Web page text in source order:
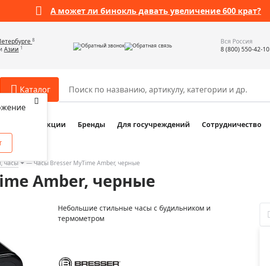
А может ли бинокль давать увеличение 600 крат?
8
Азии 1 Обратный звонок Обратная связь
Вся Россия
8 (800) 550-42-10
Каталог
Аксессуары для микроскопов
Аксессуары для зрительных труб
Аксессуары для луп
Аксессуары для приборов ночного
Распродажа
Разное
Глобусы
Акции Бренды Для госучреждений Сотрудничество
часы Часы Bresser MyTime Amber, черные
Amber, черные
Небольшие стильные часы с будильником и
термометром